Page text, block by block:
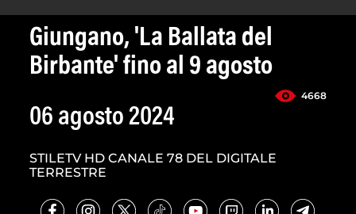
Giungano, 'La Ballata del
Birbante' fino al 9 agosto
4668
06 agosto 2024
STILETV HD CANALE 78 DEL DIGITALE
TERRESTRE